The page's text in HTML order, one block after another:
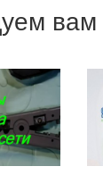
вам